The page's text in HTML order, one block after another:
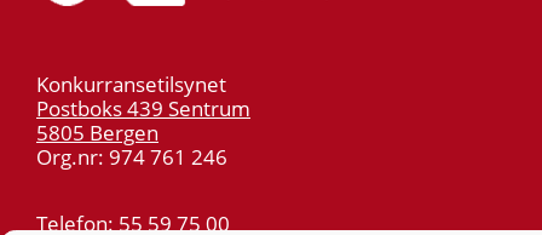
Konkurransetilsynet
Postboks 439 Sentrum
5805 Bergen
Org.nr: 974 761 246
Telefon:55 59 75 00